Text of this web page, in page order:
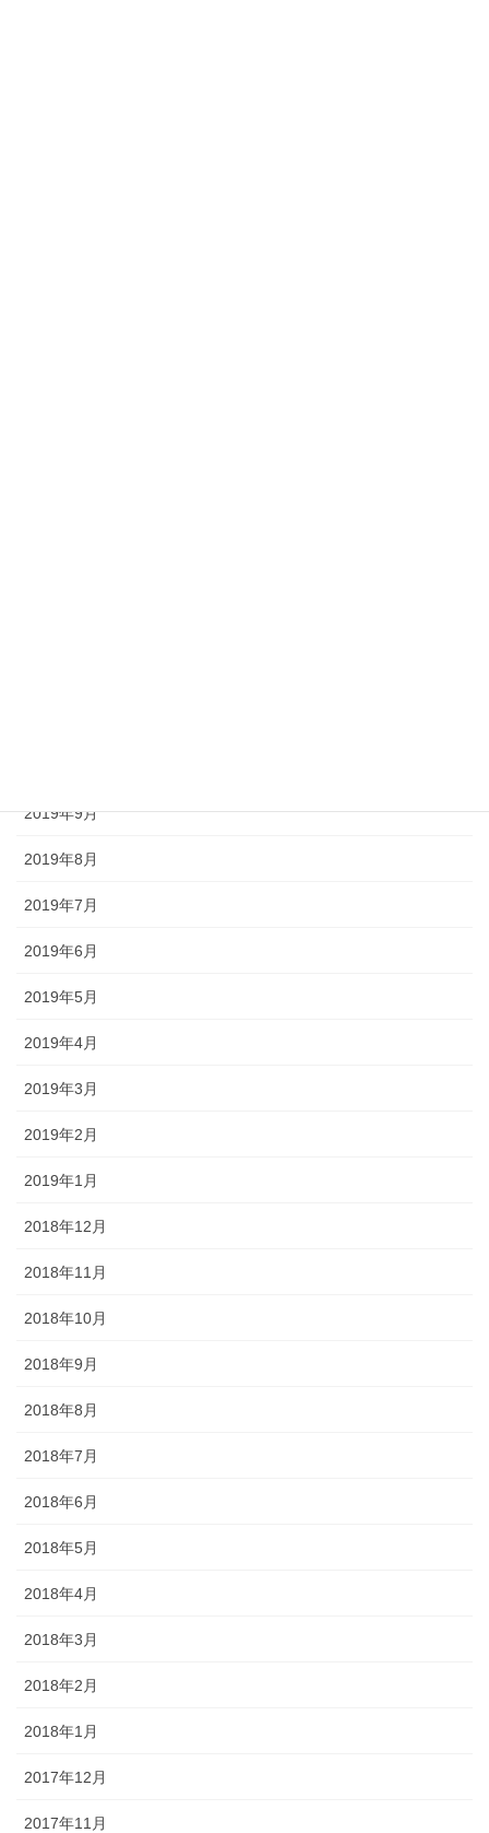
2019年9月
2019年8月
2019年7月
2019年6月
2019年5月
2019年4月
2019年3月
2019年2月
2019年1月
2018年12月
2018年11月
2018年10月
2018年9月
2018年8月
2018年7月
2018年6月
2018年5月
2018年4月
2018年3月
2018年2月
2018年1月
2017年12月
2017年11月